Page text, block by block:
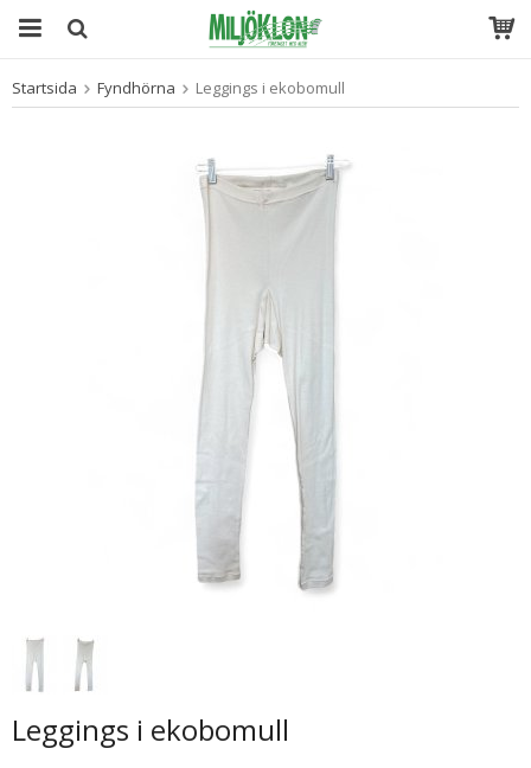
Produkten har blivit tillagd i varukorgen
Startsida Fyndhörna Leggings i ekobomull
Leggings i ekobomull